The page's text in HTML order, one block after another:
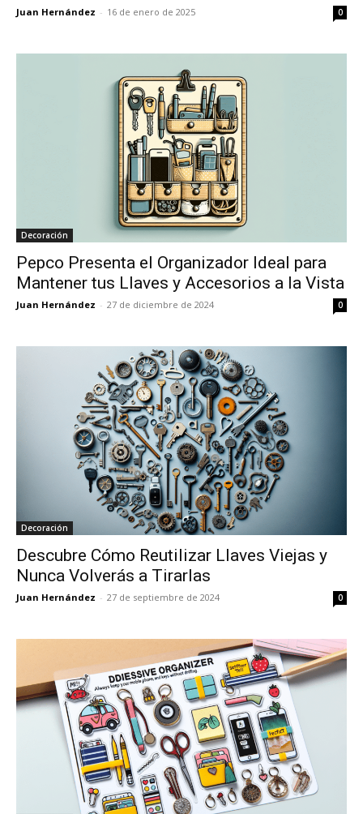
Juan Hernández - 16 de enero de 2025 0
Decoración
Pepco Presenta el Organizador Ideal para
Mantener tus Llaves y Accesorios a la Vista
Juan Hernández - 27 de diciembre de 2024 0
Decoración
Descubre Cómo Reutilizar Llaves Viejas y
Nunca Volverás a Tirarlas
Juan Hernández - 27 de septiembre de 2024 0